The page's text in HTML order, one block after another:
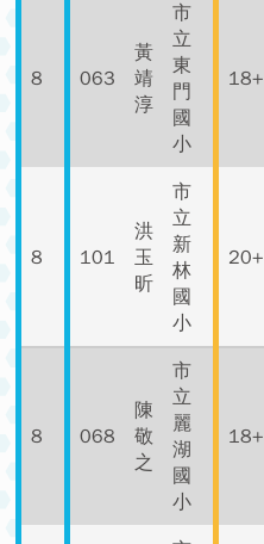
8 063
黃
靖
淳
市
立
東
門
國
小
18+
8 101
洪
玉
昕
市
立
新
林
國
小
20+
8 068
陳
敬
之
市
立
麗
湖
國
小
18+